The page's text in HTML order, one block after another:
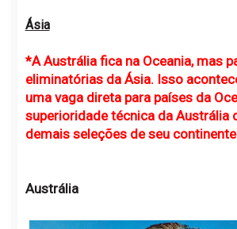
Ásia
*A Austrália fica na Oceania, mas
eliminatórias da Ásia. Isso
uma vaga direta para países da
superioridade técnica da Austrália
demais seleções de seu
Austrália